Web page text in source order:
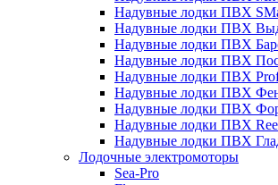
Надувные лодки ПВХ
Надувные лодки ПВХ
Надувные лодки ПВХ
Надувные лодки ПВХ
Надувные лодки ПВХ
Надувные лодки ПВХ
Надувные лодки ПВХ
Надувные лодки ПВХ
Надувные лодки ПВХ
Лодочные электромоторы
Sea-Pro